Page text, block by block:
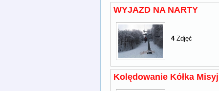
WYJAZD NA NARTY
4Zdjęć
Kolędowanie Kółka